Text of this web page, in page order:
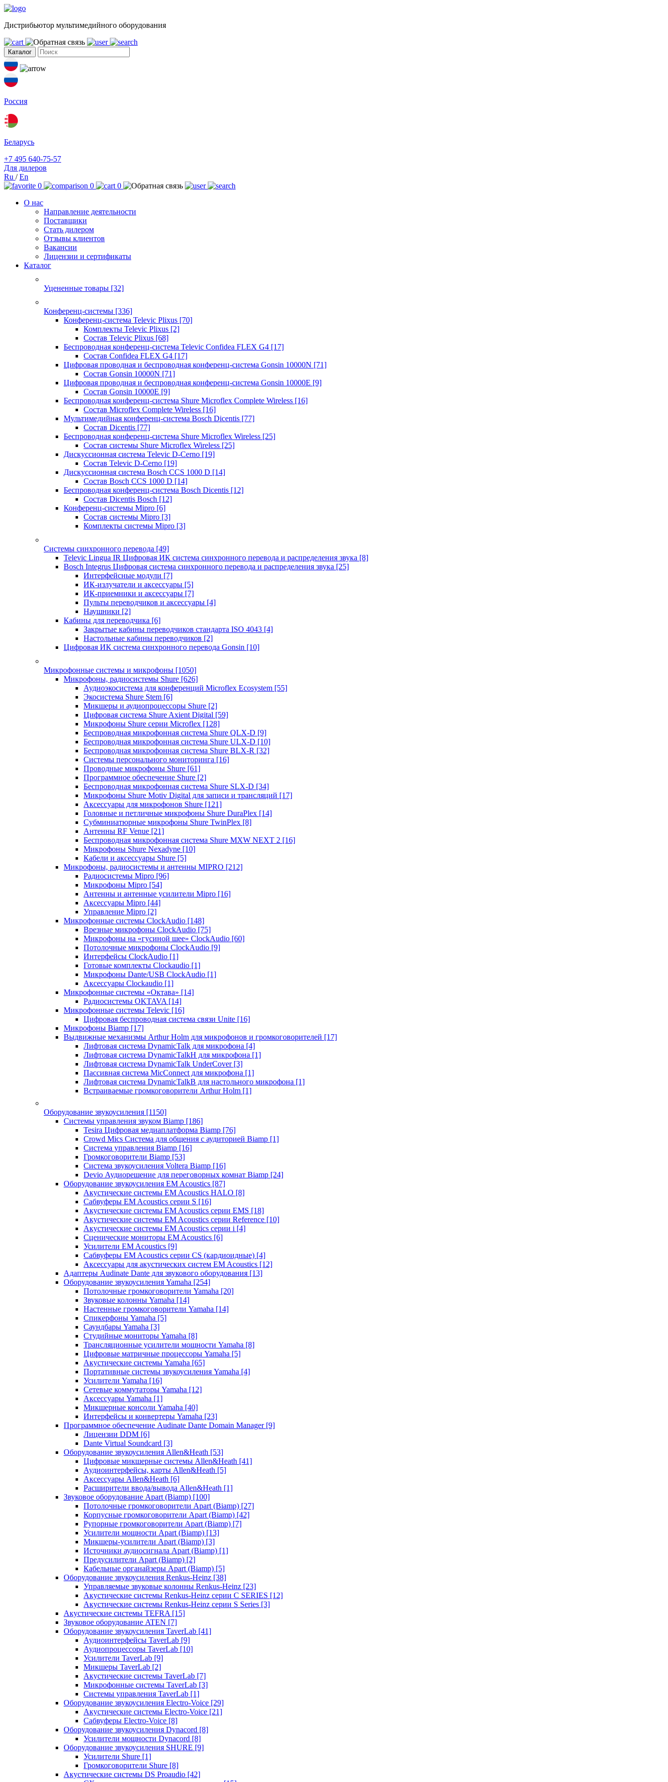
Дистрибьютор мультимедийного оборудования
Каталог
Россия
Беларусь
+7 495 640-75-57
Для дилеров
Ru /En
0
0
0
О нас
Направление деятельности
Поставщики
Стать дилером
Отзывы клиентов
Вакансии
Лицензии и сертификаты
Каталог
Уцененные товары [32]
Конференц-системы [336]
Конференц-система Televic Plixus [70]
Комплекты Televic Plixus [2]
Состав Televic Plixus [68]
Беспроводная конференц-система Televic Confidea FLEX G4 [17]
Состав Confidea FLEX G4 [17]
Цифровая проводная и беспроводная конференц-система Gonsin 10000N [71]
Состав Gonsin 10000N [71]
Цифровая проводная и беспроводная конференц-система Gonsin 10000E [9]
Состав Gonsin 10000E [9]
Беспроводная конференц-система Shure Microflex Complete Wireless [16]
Состав Microflex Complete Wireless [16]
Мультимедийная конференц-система Bosch Dicentis [77]
Состав Dicentis [77]
Беспроводная конференц-система Shure Microflex Wireless [25]
Состав системы Shure Microflex Wireless [25]
Дискуссионная система Televic D-Cerno [19]
Состав Televic D-Cerno [19]
Дискуссионная система Bosch CCS 1000 D [14]
Состав Bosch CCS 1000 D [14]
Беспроводная конференц-система Bosch Dicentis [12]
Состав Dicentis Bosch [12]
Конференц-системы Mipro [6]
Состав системы Mipro [3]
Комплекты системы Mipro [3]
Системы синхронного перевода [49]
Televic Lingua IR Цифровая ИК система синхронного перевода и распределения звука [8]
Bosch Integrus Цифровая система синхронного перевода и распределения звука [25]
Интерфейсные модули [7]
ИК-излучатели и аксессуары [5]
ИК-приемники и аксессуары [7]
Пульты переводчиков и аксессуары [4]
Наушники [2]
Кабины для переводчика [6]
Закрытые кабины переводчиков стандарта ISO 4043 [4]
Настольные кабины переводчиков [2]
Цифровая ИК система синхронного перевода Gonsin [10]
Микрофонные системы и микрофоны [1050]
Микрофоны, радиосистемы Shure [626]
Аудиоэкосистема для конференций Microflex Ecosystem [55]
Экосистема Shure Stem [6]
Микшеры и аудиопроцессоры Shure [2]
Цифровая система Shure Axient Digital [59]
Микрофоны Shure серии Microflex [128]
Беспроводная микрофонная система Shure QLX-D [9]
Беспроводная микрофонная система Shure ULX-D [10]
Беспроводная микрофонная система Shure BLX-R [32]
Системы персонального мониторинга [16]
Проводные микрофоны Shure [61]
Программное обеспечение Shure [2]
Беспроводная микрофонная система Shure SLX-D [34]
Микрофоны Shure Motiv Digital для записи и трансляций [17]
Аксессуары для микрофонов Shure [121]
Головные и петличные микрофоны Shure DuraPlex [14]
Субминиатюрные микрофоны Shure TwinPlex [8]
Антенны RF Venue [21]
Беспроводная микрофонная система Shure MXW NEXT 2 [16]
Микрофоны Shure Nexadyne [10]
Кабели и аксессуары Shure [5]
Микрофоны, радиосистемы и антенны MIPRO [212]
Радиосистемы Mipro [96]
Микрофоны Mipro [54]
Антенны и антенные усилители Mipro [16]
Аксессуары Mipro [44]
Управление Mipro [2]
Микрофонные системы ClockAudio [148]
Врезные микрофоны ClockAudio [75]
Микрофоны на «гусиной шее» ClockAudio [60]
Потолочные микрофоны ClockAudio [9]
Интерфейсы ClockAudio [1]
Готовые комплекты Clockaudio [1]
Микрофоны Dante/USB ClockAudio [1]
Аксессуары Clockaudio [1]
Микрофонные системы «Октава» [14]
Радиосистемы OKTAVA [14]
Микрофонные системы Televic [16]
Цифровая беспроводная система связи Unite [16]
Микрофоны Biamp [17]
Выдвижные механизмы Arthur Holm для микрофонов и громкоговорителей [17]
Лифтовая система DynamicTalk для микрофона [4]
Лифтовая система DynamicTalkH для микрофона [1]
Лифтовая система DynamicTalk UnderCover [3]
Пассивная система MicConnect для микрофона [1]
Лифтовая система DynamicTalkB для настольного микрофона [1]
Встраиваемые громкоговорители Arthur Holm [1]
Оборудование звукоусиления [1150]
Системы управления звуком Biamp [186]
Tesira Цифровая медиаплатформа Biamp [76]
Crowd Mics Система для общения с аудиторией Biamp [1]
Система управления Biamp [16]
Громкоговорители Biamp [53]
Система звукоусиления Voltera Biamp [16]
Devio Аудиорешение для переговорных комнат Biamp [24]
Оборудование звукоусиления EM Acoustics [87]
Акустические системы EM Acoustics HALO [8]
Сабвуферы EM Acoustics серии S [16]
Акустические системы EM Acoustics серии EMS [18]
Акустические системы EM Acoustics серии Reference [10]
Акустические системы EM Acoustics серии i [4]
Сценические мониторы EM Acoustics [6]
Усилители EM Acoustics [9]
Сабвуферы EM Acoustics серии CS (кардиоидные) [4]
Аксессуары для акустических систем EM Acoustics [12]
Адаптеры Audinate Dante для звукового оборудования [13]
Оборудование звукоусиления Yamaha [254]
Потолочные громкоговорители Yamaha [20]
Звуковые колонны Yamaha [14]
Настенные громкоговорители Yamaha [14]
Спикерфоны Yamaha [5]
Саундбары Yamaha [3]
Студийные мониторы Yamaha [8]
Трансляционные усилители мощности Yamaha [8]
Цифровые матричные процессоры Yamaha [5]
Акустические системы Yamaha [65]
Портативные системы звукоусиления Yamaha [4]
Усилители Yamaha [16]
Сетевые коммутаторы Yamaha [12]
Аксессуары Yamaha [1]
Микшерные консоли Yamaha [40]
Интерфейсы и конвертеры Yamaha [23]
Программное обеспечение Audinate Dante Domain Manager [9]
Лицензии DDM [6]
Dante Virtual Soundcard [3]
Оборудование звукоусиления Allen&Heath [53]
Цифровые микшерные системы Allen&Heath [41]
Аудиоинтерфейсы, карты Allen&Heath [5]
Аксессуары Allen&Heath [6]
Расширители ввода/вывода Allen&Heath [1]
Звуковое оборудование Apart (Biamp) [100]
Потолочные громкоговорители Apart (Biamp) [27]
Корпусные громкоговорители Apart (Biamp) [42]
Рупорные громкоговорители Apart (Biamp) [7]
Усилители мощности Apart (Biamp) [13]
Микшеры-усилители Apart (Biamp) [3]
Источники аудиосигнала Apart (Biamp) [1]
Предусилители Apart (Biamp) [2]
Кабельные органайзеры Apart (Biamp) [5]
Оборудование звукоусиления Renkus-Heinz [38]
Управляемые звуковые колонны Renkus-Heinz [23]
Акустические системы Renkus-Heinz серии C SERIES [12]
Акустические системы Renkus-Heinz серии S Series [3]
Акустические системы TEFRA [15]
Звуковое оборудование ATEN [7]
Оборудование звукоусиления TaverLab [41]
Аудиоинтерфейсы TaverLab [9]
Аудиопроцессоры TaverLab [10]
Усилители TaverLab [9]
Микшеры TaverLab [2]
Акустические системы TaverLab [7]
Микрофонные системы TaverLab [3]
Системы управления TaverLab [1]
Оборудование звукоусиления Electro-Voice [29]
Акустические системы Electro-Voice [21]
Сабвуферы Electro-Voice [8]
Оборудование звукоусиления Dynacord [8]
Усилители мощности Dynacord [8]
Оборудование звукоусиления SHURE [9]
Усилители Shure [1]
Громкоговорители Shure [8]
Акустические системы DS Proaudio [42]